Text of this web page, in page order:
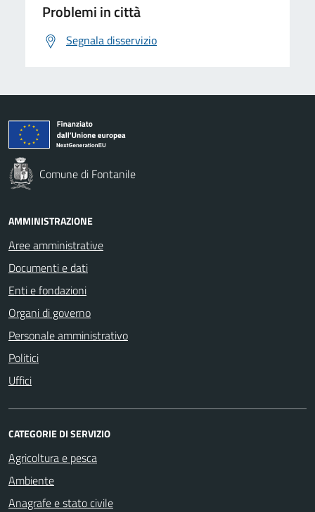
Problemi in città
Segnala disservizio
Comune di Fontanile
AMMINISTRAZIONE
Aree amministrative
Documenti e dati
Enti e fondazioni
Organi di governo
Personale amministrativo
Politici
Uffici
CATEGORIE DI SERVIZIO
Agricoltura e pesca
Ambiente
Anagrafe e stato civile